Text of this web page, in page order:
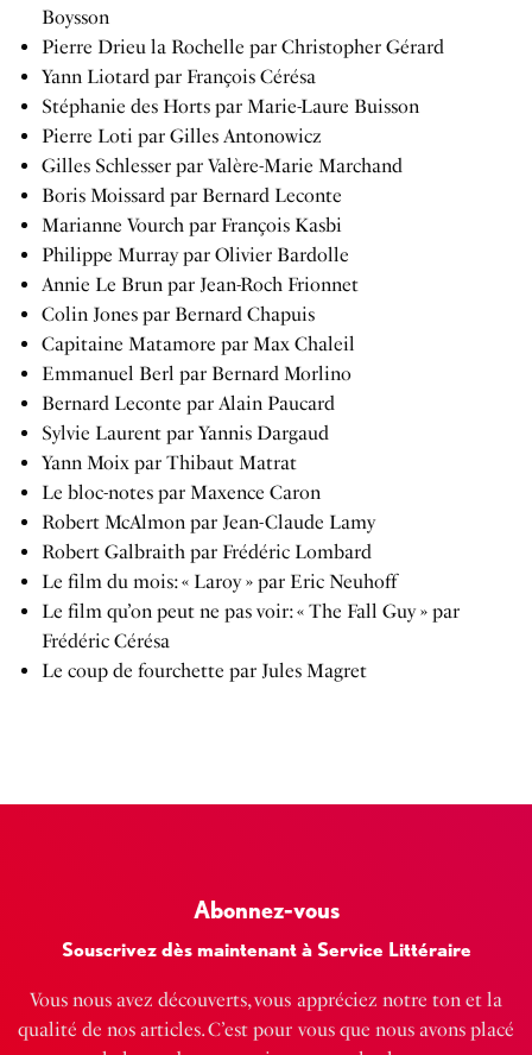
Boysson
Pierre Drieu la Rochelle par Christopher Gérard
Yann Liotard par François Cérésa
Stéphanie des Horts par Marie-Laure Buisson
Pierre Loti par Gilles Antonowicz
Gilles Schlesser par Valère-Marie Marchand
Boris Moissard par Bernard Leconte
Marianne Vourch par François Kasbi
Philippe Murray par Olivier Bardolle
Annie Le Brun par Jean-Roch Frionnet
Colin Jones par Bernard Chapuis
Capitaine Matamore par Max Chaleil
Emmanuel Berl par Bernard Morlino
Bernard Leconte par Alain Paucard
Sylvie Laurent par Yannis Dargaud
Yann Moix par Thibaut Matrat
Le bloc-notes par Maxence Caron
Robert McAlmon par Jean-Claude Lamy
Robert Galbraith par Frédéric Lombard
Le film du mois: « Laroy » par Eric Neuhoff
Le film qu’on peut ne pas voir: « The Fall Guy » par
Frédéric Cérésa
Le coup de fourchette par Jules Magret
Abonnez-vous
Souscrivez dès maintenant à Service Littéraire
Vous nous avez découverts, vous appréciez notre ton et la
qualité de nos articles. C’est pour vous que nous avons placé